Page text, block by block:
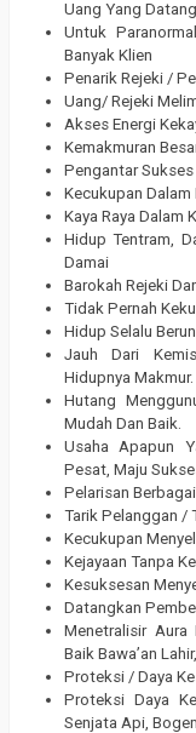
Uang Yang
Untuk
Banyak Klien
Penarik Rejeki /
Uang/ Rejeki
Akses Energi
Kemakmuran
Pengantar Sukses
Kecukupan Dalam
Kaya Raya Dalam
Hidup Tentram,
Damai
Barokah Rejeki
Tidak Pernah
Hidup Selalu
Jauh Dari
Hidupnya Makmur.
Hutang
Mudah Dan Baik.
Usaha Apapun
Pesat, Maju
Pelarisan Berbagai
Tarik Pelanggan /
Kecukupan
Kejayaan Tanpa
Kesuksesan
Datangkan
Menetralisir Aura
Baik Bawa’an
Proteksi / Daya
Proteksi Daya
Senjata Api,